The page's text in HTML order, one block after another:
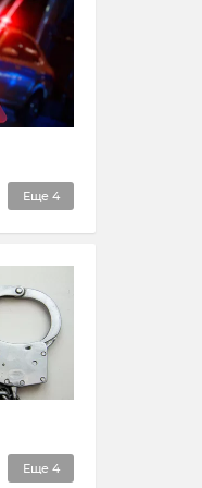
Еще 4
Еще 4